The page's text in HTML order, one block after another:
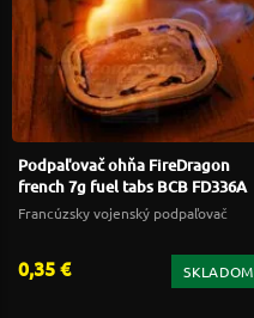
Podpaľovač ohňa FireDragon
french 7g fuel tabs BCB FD336A
Francúzsky vojenský podpaľovač
0,35 € SKLADOM